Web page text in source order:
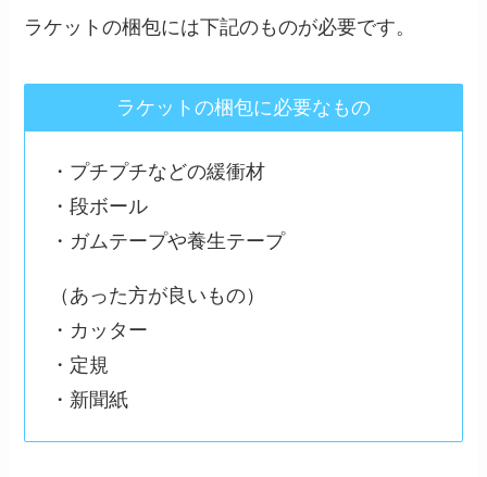
ラケットの梱包には下記のものが必要です。
ラケットの梱包に必要なもの
・プチプチなどの緩衝材
・段ボール
・ガムテープや養生テープ
（あった方が良いもの）
・カッター
・定規
・新聞紙